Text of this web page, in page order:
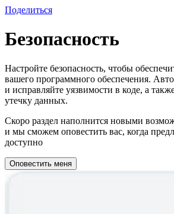
Поделиться
Безопасность
Настройте безопасность, чтобы
вашего программного обеспечения.
и исправляйте уязвимости в коде, а
утечку данных.
Скоро раздел наполнится новыми
и мы сможем оповестить вас, когда
доступно
Оповестить меня